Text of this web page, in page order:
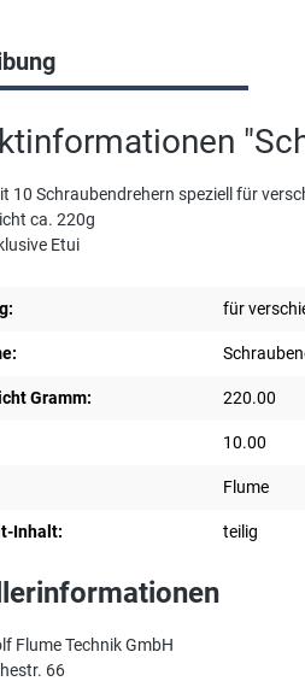
10 Schraubendrehern speziell für
ca. 220g
Etui
für
Gramm: 220.00
10.00
Flume
Inhalt: teilig
Flume Technik GmbH
66